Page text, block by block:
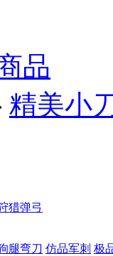
品
精美小
猎弹弓
腿弯刀 仿品军刺 极